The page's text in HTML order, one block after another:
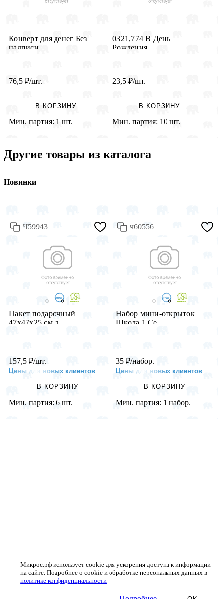
Конверт для денег Без
надписи ...
76,5 ₽/шт.
В КОРЗИНУ
Мин. партия: 1 шт.
0321,774 В День
Рождения
23,5 ₽/шт.
В КОРЗИНУ
Мин. партия: 10 шт.
Другие товары из каталога
Новинки
Ч59943
Пакет подарочный
47х47х25 см л...
157,5 ₽/шт.
Цены для новых клиентов
В КОРЗИНУ
Мин. партия: 6 шт.
ч60556
Набор мини-открыток
Школа 1 Се...
35 ₽/набор.
Цены для новых клиентов
В КОРЗИНУ
Мин. партия: 1 набор.
Микрос.рф использует cookie для ускорения доступа к информации
на сайте. Подробнее о cookie и обработке персональных данных в
политике конфиденциальности